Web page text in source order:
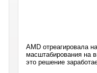
AMD отреагировала
масштабирования на
это решение